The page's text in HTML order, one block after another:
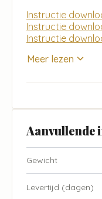
Instructie
Instructie
Instructie
Meer lezen
Aanvullende
Gewicht
Levertijd (dagen)